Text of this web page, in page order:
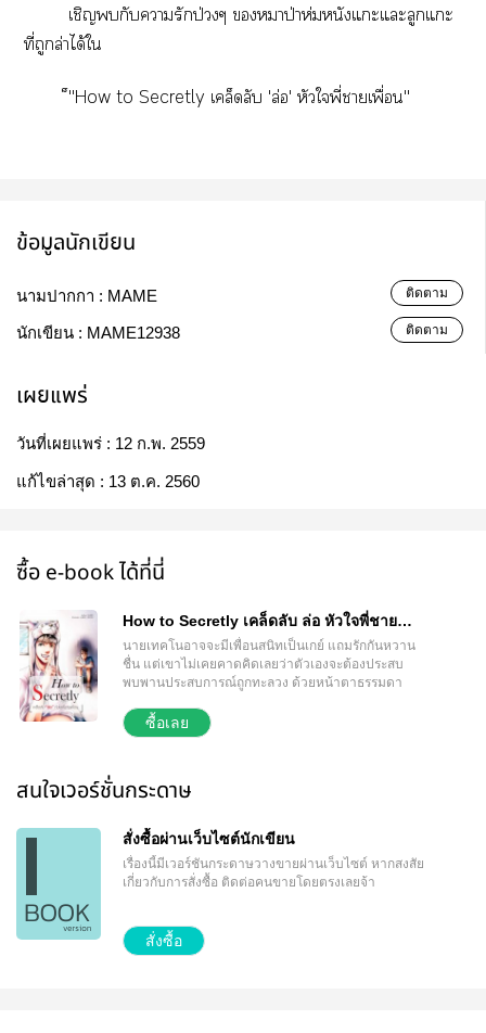
เชิญกับารักป่วงๆ หมาป่าห่มหนังแะแะลูกแะ
ที่ถูกล่าได้ใ
็"How to Secretly เคล็ดลับ 'ล่อ' หัวใพี่าเพื่อน"
ข้อมูลนักเขียน
นามปากกา : MAME ติดตาม
นักเขียน : MAME12938 ติดตาม
เผยแพร่
วันที่เผยแพร่ : 12 ก.พ. 2559
แก้ไขล่าสุด : 13 ต.ค. 2560
ซื้อ e-book ได้ที่นี่
How to Secretly เคล็ดลับ ล่อ หัวใจพี่ชาย
เพื่อน
นายเทคโนอาจจะมีเพื่อนสนิทเป็นเกย์ แถมรักกันหวาน
ชื่น แต่เขาไม่เคยคาดคิดเลยว่าตัวเองจะต้องประสบ
พบพานประสบการณ์ถูกทะลวง ด้วยหน้าตาธรรมดา
ชะลูดที่มีดีแค่สูง ที่เหลือธรรมดา (สุดๆ) ใครเล่าจะคิดว่า
จะถูกผู้ชายหล่อ (มาก) มาดแมน (สุดๆ) รวย (โคตร) แถม
ไม่ใช่...เพื่อนน้องชาย! "นี่กูเห็นมึงมาสามปี มึงเล็งตูดกูมา
ปล้ำผม" ชนิดที่อยากเถียงมันกลับว่า "กูปล้ำมึงแล้วทำไม
กูเจ็บตูด!!!" เชิญพบกับความรักป่วงๆ ของหมาป่าห่มหนัง
แกะและลูกแกะที่ถูกล่าได้ใน ็"How to Secretly เคล็ดลับ
'ล่อ' หัวใจพี่ชายเพื่อน"
ซื้อเลย
สนใจเวอร์ชั่นกระดาษ
สั่งซื้อผ่านเว็บไซต์นักเขียน
เรื่องนี้มีเวอร์ชันกระดาษวางขายผ่านเว็บไซต์ หากสงสัย
เกี่ยวกับการสั่งซื้อ ติดต่อคนขายโดยตรงเลยจ้า
สั่งซื้อ